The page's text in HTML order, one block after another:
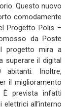
Questo nuovo
comodamente
Progetto Polis –
da Poste
progetto mira a
superare il digital
Inoltre,
il miglioramento
È prevista infatti
all’interno